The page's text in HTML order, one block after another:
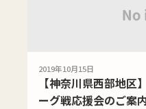
2019年10月15日
【神奈川県西部地区
ーグ戦応援会のご案内